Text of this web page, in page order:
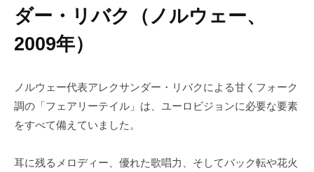
ダー・リバク（ノルウェー、
2009年）
ノルウェー代表アレクサンダー・リバクによる甘くフォーク
調の「フェアリーテイル」は、ユーロビジョンに必要な要素
をすべて備えていました。
耳に残るメロディー、優れた歌唱力、そしてバック転や花火